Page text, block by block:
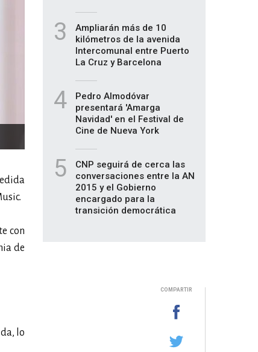
con
de
lo
3
Ampliarán más de 10
kilómetros de la avenida
Intercomunal entre Puerto
La Cruz y Barcelona
4
Pedro Almodóvar
presentará 'Amarga
Navidad' en el Festival de
Cine de Nueva York
5
CNP seguirá de cerca las
conversaciones entre la AN
2015 y el Gobierno
encargado para la
transición democrática
COMPARTIR